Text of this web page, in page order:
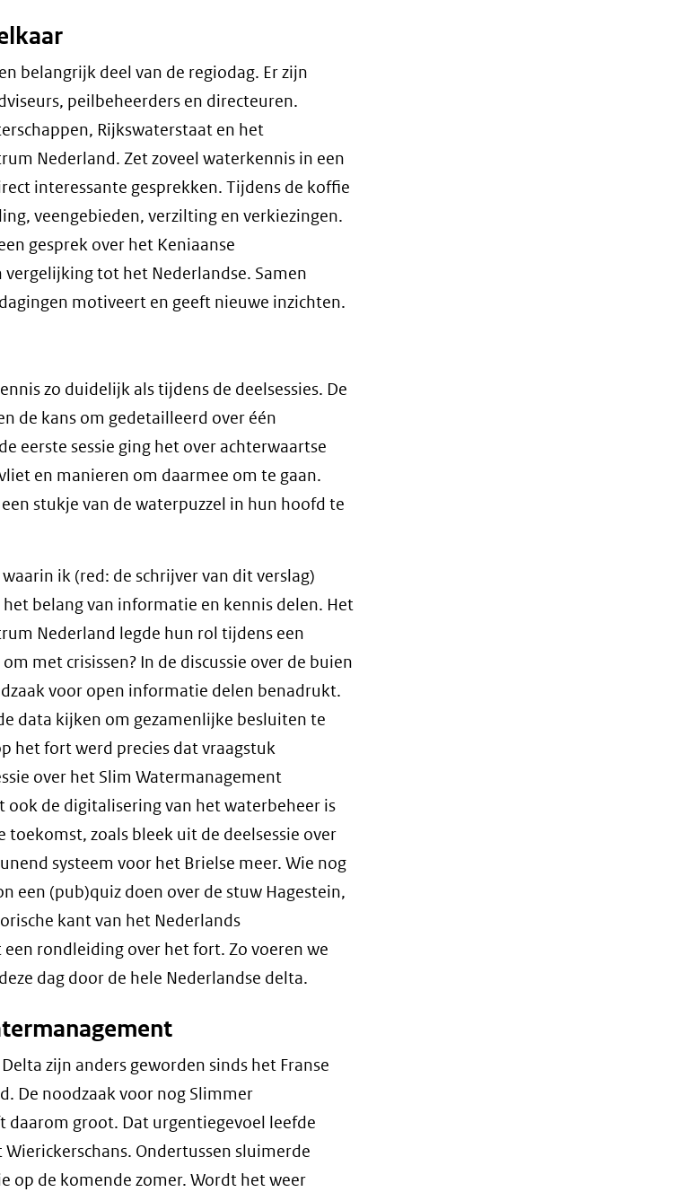
belangrijk deel van de regiodag. Er zijn
peilbeheerders en directeuren.
Rijkswaterstaat en het
Nederland. Zet zoveel waterkennis in een
interessante gesprekken. Tijdens de koffie
veengebieden, verzilting en verkiezingen.
gesprek over het Keniaanse
tot het Nederlandse. Samen
motiveert en geeft nieuwe inzichten.
zo duidelijk als tijdens de deelsessies. De
de kans om gedetailleerd over één
eerste sessie ging het over achterwaartse
en manieren om daarmee om te gaan.
stukje van de waterpuzzel in hun hoofd te
ik (red: de schrijver van dit verslag)
belang van informatie en kennis delen. Het
Nederland legde hun rol tijdens een
met crisissen? In de discussie over de buien
voor open informatie delen benadrukt.
data kijken om gezamenlijke besluiten te
het fort werd precies dat vraagstuk
over het Slim Watermanagement
ook de digitalisering van het waterbeheer is
toekomst, zoals bleek uit de deelsessie over
systeem voor het Brielse meer. Wie nog
een (pub)quiz doen over de stuw Hagestein,
kant van het Nederlands
rondleiding over het fort. Zo voeren we
dag door de hele Nederlandse delta.
zijn anders geworden sinds het Franse
De noodzaak voor nog Slimmer
groot. Dat urgentiegevoel leefde
Ondertussen sluimerde
op de komende zomer. Wordt het weer